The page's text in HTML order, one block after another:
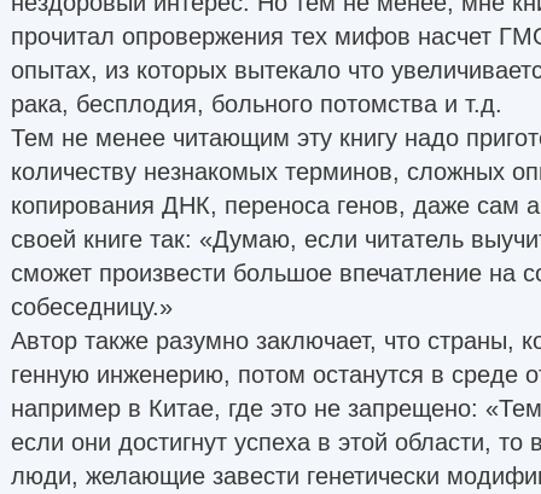
прочитал опровержения тех мифов насчет
опытах, из которых вытекало что
рака, бесплодия, больного потомства и т.д.
Тем не менее читающим эту книгу надо
количеству незнакомых терминов, сложных
копирования ДНК, переноса генов, даже сам
своей книге так: «Думаю, если читатель
сможет произвести большое впечатление на
собеседницу.»
Автор также разумно заключает, что страны,
генную инженерию, потом останутся в среде
например в Китае, где это не запрещено:
если они достигнут успеха в этой области,
люди, желающие завести генетически